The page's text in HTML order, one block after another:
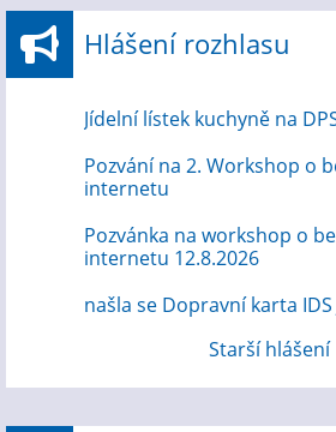
Hlášení rozhlasu
Jídelní lístek kuchyně na
Pozvání na 2. Workshop o
internetu
Pozvánka na workshop o
internetu 12.8.2026
našla se Dopravní karta IDS
Starší hlášení